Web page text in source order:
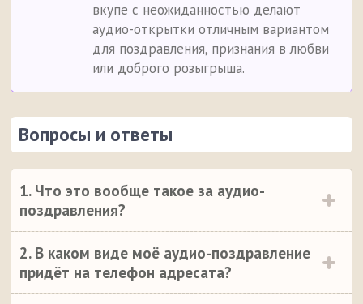
вкупе с неожиданностью делают
аудио-открытки отличным вариантом
для поздравления, признания в любви
или доброго розыгрыша.
Вопросы и ответы
1. Что это вообще такое за аудио-
поздравления?
2. В каком виде моё аудио-поздравление
придёт на телефон адресата?